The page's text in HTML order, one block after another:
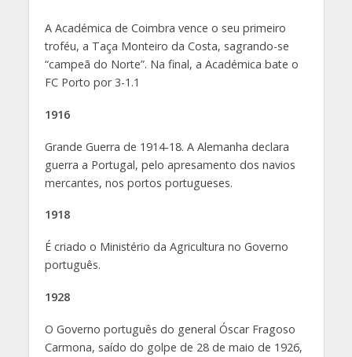
A Académica de Coimbra vence o seu primeiro
troféu, a Taça Monteiro da Costa, sagrando-se
“campeã do Norte”. Na final, a Académica bate o
FC Porto por 3-1.1
1916
Grande Guerra de 1914-18. A Alemanha declara
guerra a Portugal, pelo apresamento dos navios
mercantes, nos portos portugueses.
1918
É criado o Ministério da Agricultura no Governo
português.
1928
O Governo português do general Óscar Fragoso
Carmona, saído do golpe de 28 de maio de 1926,